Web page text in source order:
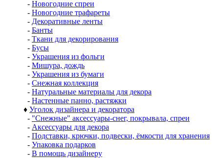
- Новогодние спреи
- Новогодние трафареты
- Декоративные ленты
- Банты
- Ткани для декорирования
- Бусы
- Украшения из фольги
- Мишура, дождь
- Украшения из бумаги
- Снежная коллекция
- Натуральные материалы для декора
- Настенные панно, растяжки
♦ Уголок дизайнера и декоратора
- "Снежные" аксессуары-снег, покрывала, спреи
- Аксессуары для декора
- Подставки, крючки, подвески, ёмкости для хранения
- Упаковка подарков
- В помощь дизайнеру